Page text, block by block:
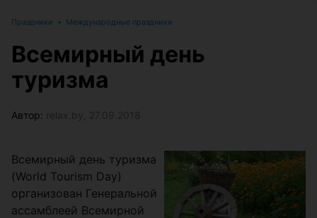
Праздники • Международные праздники
Всемирный день
туризма
Автор:
Всемирный день туризма
(World Tourism Day)
организован Генеральной
ассамблеей Всемирной